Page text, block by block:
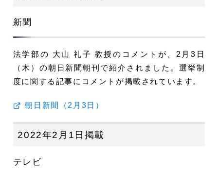
新聞
法学部の 大山 礼子 教授のコメントが、2月3日
（木）の朝日新聞朝刊で紹介されました。選挙制
度に関する記事にコメントが掲載されています。
朝日新聞（2月3日）
2022年2月1日掲載
テレビ